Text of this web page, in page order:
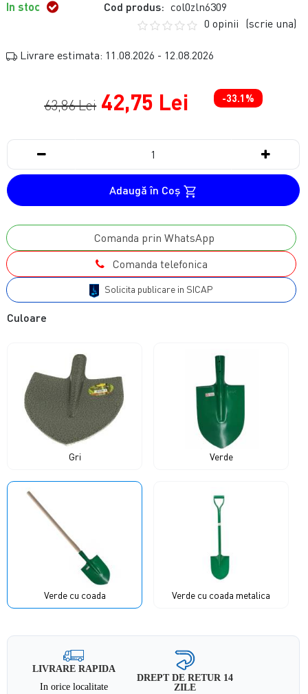
In stoc Cod produs: col0zln6309
0 opinii (scrie una)
Livrare estimata: 11.08.2026 - 12.08.2026
63,86 Lei 42,75 Lei -33.1%
Adaugă în Coş
Comanda prin WhatsApp
Comanda telefonica
Solicita publicare in SICAP
Culoare
Gri Verde
Verde cu coada Verde cu coada metalica
LIVRARE RAPIDA
In orice localitate
DREPT DE RETUR 14
ZILE